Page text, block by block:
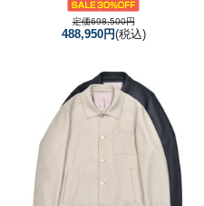
定価698,500円
488,950円(税込)